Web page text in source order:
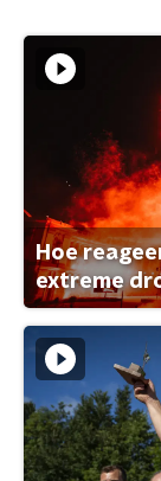
Hoe
extreme